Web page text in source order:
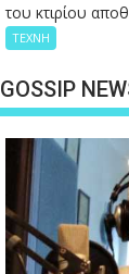
του κτιρίου
ΤΕΧΝΗ
GOSSIP